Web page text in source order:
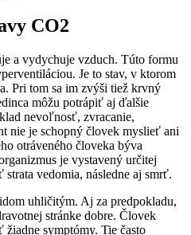
CO2
a vydychuje vzduch. Túto formu
Je to stav, v ktorom
Pri tom sa im zvýši tiež krvný
môžu potrápiť aj ďalšie
nevoľnosť, zvracanie,
nie je schopný človek myslieť ani
otráveného človeka býva
je vystavený určitej
vedomia, následne aj smrť.
uhličitým. Aj za predpokladu,
stránke dobre. Človek
žiadne symptómy. Tie často